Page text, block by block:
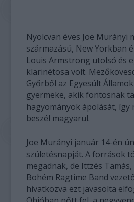
Nyolcvan éves Joe Murányi
származású, New Yorkban
Louis Armstrong utolsó és
klarinétosa volt.
Győrből az Egyesült
gyermeke, akik fontosnak
hagyományok ápolását, így
beszél magyarul.
Joe Murányi január 14-én
születésnapját. A források
megadnak, de Ittzés
Bohém Ragtime Band
hivatkozva ezt javasolta